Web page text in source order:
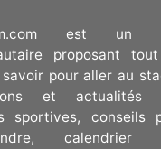
est un
proposant
pour aller au
et actualités
sportives, conseils
calendrier